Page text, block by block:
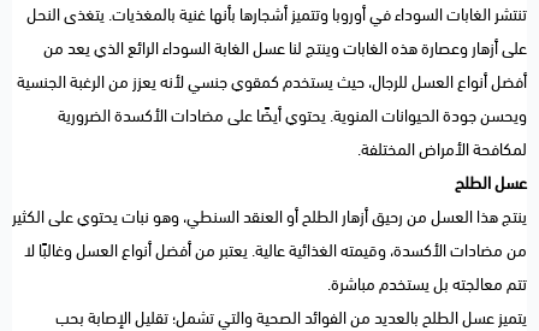
تنتشر الغابات السوداء في أوروبا وتتميز أشجارها بأنها غنية بالمغذيات. يتغذى النحل
على أزهار وعصارة هذه الغابات وينتج لنا عسل الغابة السوداء الرائع الذي يعد من
أفضل أنواع العسل للرجال، حيث يستخدم كمقوي جنسي لأنه يعزز من الرغبة الجنسية
ويحسن جودة الحيوانات المنوية. يحتوي أيضًا على مضادات الأكسدة الضرورية
لمكافحة الأمراض المختلفة.
عسل الطلح
ينتج هذا العسل من رحيق أزهار الطلح أو العنقد السنطي، وهو نبات يحتوي على الكثير
من مضادات الأكسدة، وقيمته الغذائية عالية. يعتبر من أفضل أنواع العسل وغالبًا لا
تتم معالجته بل يستخدم مباشرة.
يتميز عسل الطلح بالعديد من الفوائد الصحية والتي تشمل؛ تقليل الإصابة بحب